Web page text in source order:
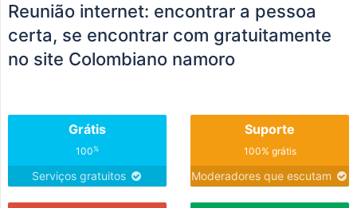
Reunião internet: encontrar a pessoa
certa, se encontrar com gratuitamente
no site Colombiano namoro
Grátis
100%
Serviços gratuitos
Suporte
100% grátis
Moderadores que escutam